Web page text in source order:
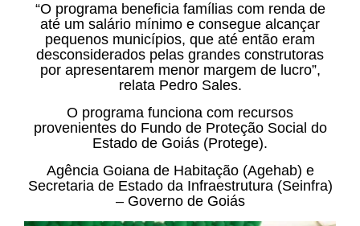
“O programa beneficia famílias com renda de
até um salário mínimo e consegue alcançar
pequenos municípios, que até então eram
desconsiderados pelas grandes construtoras
por apresentarem menor margem de lucro”,
relata Pedro Sales.
O programa funciona com recursos
provenientes do Fundo de Proteção Social do
Estado de Goiás (Protege).
Agência Goiana de Habitação (Agehab) e
Secretaria de Estado da Infraestrutura (Seinfra)
– Governo de Goiás